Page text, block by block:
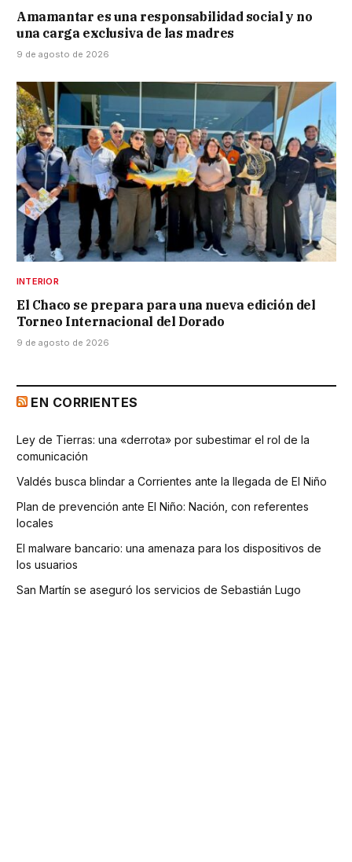
Amamantar es una responsabilidad social y no
una carga exclusiva de las madres
9 de agosto de 2026
INTERIOR
El Chaco se prepara para una nueva edición del
Torneo Internacional del Dorado
9 de agosto de 2026
EN CORRIENTES
Ley de Tierras: una «derrota» por subestimar el rol de la
comunicación
Valdés busca blindar a Corrientes ante la llegada de El Niño
Plan de prevención ante El Niño: Nación, con referentes
locales
El malware bancario: una amenaza para los dispositivos de
los usuarios
San Martín se aseguró los servicios de Sebastián Lugo